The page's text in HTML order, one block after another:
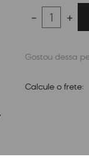
＋
－
Calcule o frete: